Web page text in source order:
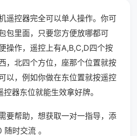
遥控器完全可以单人操作。你可
包里面，只要您方便放哪都可
操作，遥控上有A,B,C,D四个按
，北四个方位，座那个位置就按
以，例如你做在东位置就按遥控
器东位就能生效拿好牌。
要帮助，想获取一对一指导，添
时交流 。